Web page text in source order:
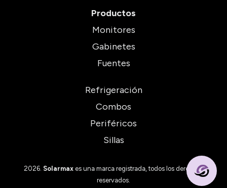
Productos
Monitores
Gabinetes
Fuentes
Refrigeración
Combos
Periféricos
Sillas
2026. Solarmax es una marca registrada, todos los derechos
reservados.